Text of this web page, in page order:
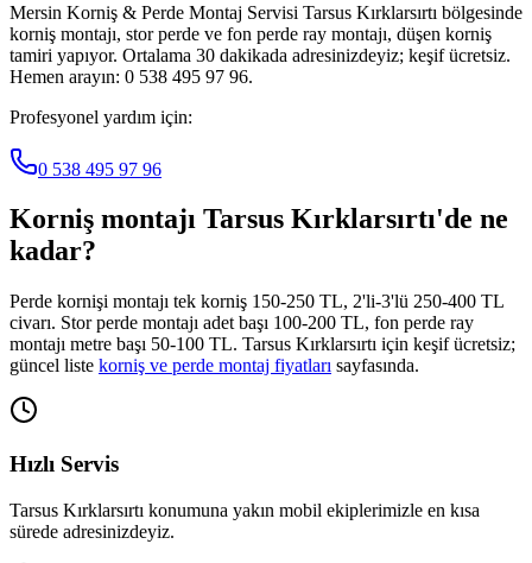
Mersin Korniş & Perde Montaj Servisi Tarsus Kırklarsırtı bölgesinde
korniş montajı, stor perde ve fon perde ray montajı, düşen korniş
tamiri yapıyor. Ortalama 30 dakikada adresinizdeyiz; keşif ücretsiz.
Hemen arayın: 0 538 495 97 96.
Profesyonel yardım için:
0 538 495 97 96
Korniş montajı Tarsus Kırklarsırtı'de ne
kadar?
Perde kornişi montajı tek korniş 150-250 TL, 2'li-3'lü 250-400 TL
civarı. Stor perde montajı adet başı 100-200 TL, fon perde ray
montajı metre başı 50-100 TL. Tarsus Kırklarsırtı için keşif ücretsiz;
güncel liste korniş ve perde montaj fiyatları sayfasında.
Hızlı Servis
Tarsus Kırklarsırtı konumuna yakın mobil ekiplerimizle en kısa
sürede adresinizdeyiz.